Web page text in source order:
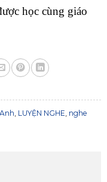
học cùng giáo
LUYỆN NGHE nghe